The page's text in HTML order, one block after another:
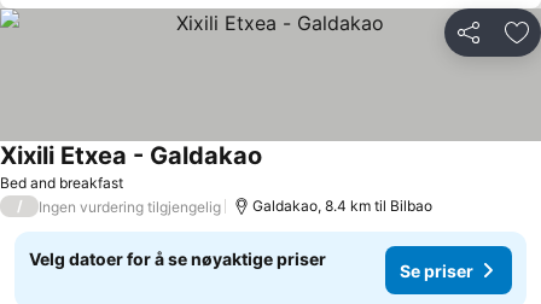
Del
Bed and breakfast
Xixili Etxea - Galdakao
/ Ingen vurdering tilgjengelig Galdakao, 8.4 km til Bilbao
Velg datoer for å se nøyaktige priser
Se priser